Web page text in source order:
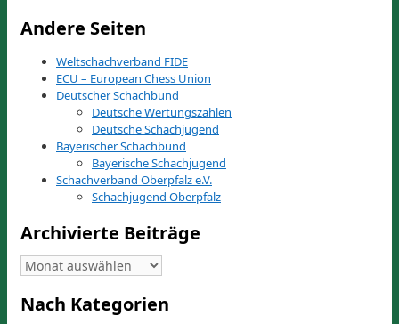
Andere Seiten
Weltschachverband FIDE
ECU – European Chess Union
Deutscher Schachbund
Deutsche Wertungszahlen
Deutsche Schachjugend
Bayerischer Schachbund
Bayerische Schachjugend
Schachverband Oberpfalz e.V.
Schachjugend Oberpfalz
Archivierte Beiträge
Archivierte
Beiträge
Nach Kategorien